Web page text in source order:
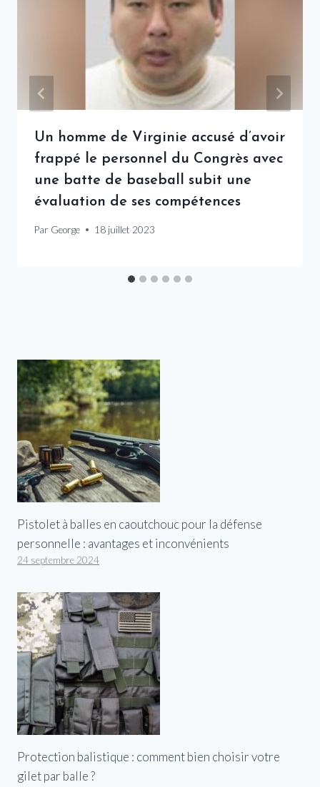
Un homme de Virginie accusé d’avoir
frappé le personnel du Congrès avec
une batte de baseball subit une
évaluation de ses compétences
Par George 18 juillet 2023
Pistolet à balles en caoutchouc pour la défense
personnelle : avantages et inconvénients
24 septembre 2024
Protection balistique : comment bien choisir votre
gilet par balle ?